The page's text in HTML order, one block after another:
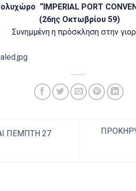
“IMPERIAL PORT
(26ης Οκτωβρίου 59)
Συνημμένη η πρόσκληση στην
ΠΕΜΠΤΗ 27